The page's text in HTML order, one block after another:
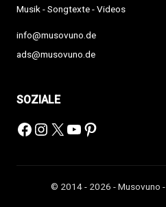
Musik - Songtexte - Videos
info@musovuno.de
ads@musovuno.de
SOZIALE
Facebook
Instagram
X YouTube
Pinterest
© 2014 - 2026 - Musovuno -